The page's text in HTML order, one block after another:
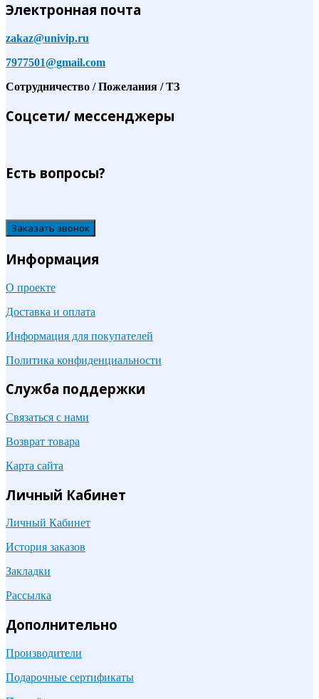
Электронная почта
zakaz@univip.ru
7977501@gmail.com
Сотрудничество / Пожелания / ТЗ
Соцсети/ мессенджеры
Есть вопросы?
Заказать звонок
Информация
О проекте
Доставка и оплата
Информация для покупателей
Политика конфиденциальности
Служба поддержки
Связаться с нами
Возврат товара
Карта сайта
Личный Кабинет
Личный Кабинет
История заказов
Закладки
Рассылка
Дополнительно
Производители
Подарочные сертификаты